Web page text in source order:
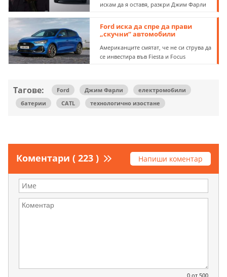
искам да я оставя, разкри Джим Фарли
Ford иска да спре да прави
„скучни“ автомобили
Американците смятат, че не си струва да
се инвестира във Fiesta и Focus
Тагове: Ford Джим Фарли
електромобили
батерии
CATL технологично изостане
Коментари ( 223 ) Напиши коментар
0 от 500